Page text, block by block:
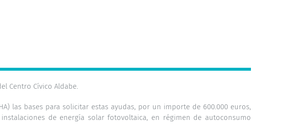
Centro Cívico Aldabe.
las bases para solicitar estas ayudas, por un importe de 600.000 euros,
de energía solar fotovoltaica, en régimen de autoconsumo